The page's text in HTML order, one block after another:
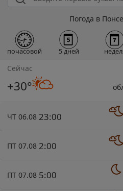
Погода в
почасовой 5 дней
Сейчас
+30°
ЧТ 06.08 23:00
ПТ 07.08 2:00
ПТ 07.08 5:00